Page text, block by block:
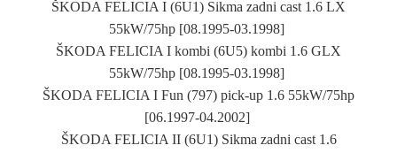
ŠKODA FELICIA I (6U1) Sikma zadni cast 1.6 LX
55kW/75hp [08.1995-03.1998]
ŠKODA FELICIA I kombi (6U5) kombi 1.6 GLX
55kW/75hp [08.1995-03.1998]
ŠKODA FELICIA I Fun (797) pick-up 1.6 55kW/75hp
[06.1997-04.2002]
ŠKODA FELICIA II (6U1) Sikma zadni cast 1.6